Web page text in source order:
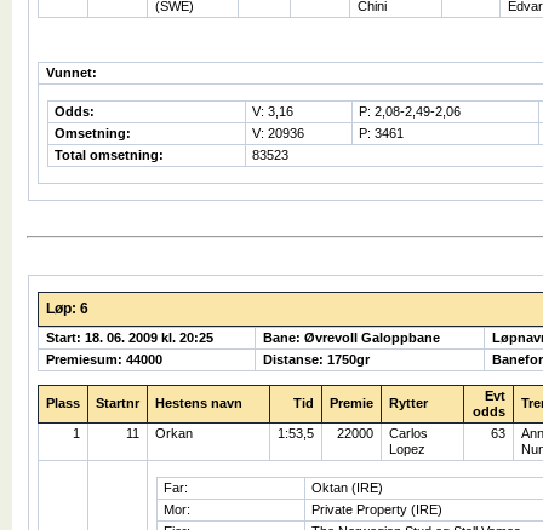
(SWE) Chini
Vunnet:
Odds: V: 3,16
P: 2,08-2,49-2,06
Omsetning:
V: 20936
P: 3461
Total omsetning:
83523
Løp: 6
Start: 18. 06. 2009 kl. 20:25 Bane: Øvrevoll Galoppbane
Premiesum: 44000
Distanse: 1750gr
Plass Startnr Hestens navn Tid Premie Rytter
Evt
odds
1 11 Orkan 1:53,5 22000
Carlos
Lopez
63
Far:
Oktan (IRE)
Mor:
Private Property (IRE)